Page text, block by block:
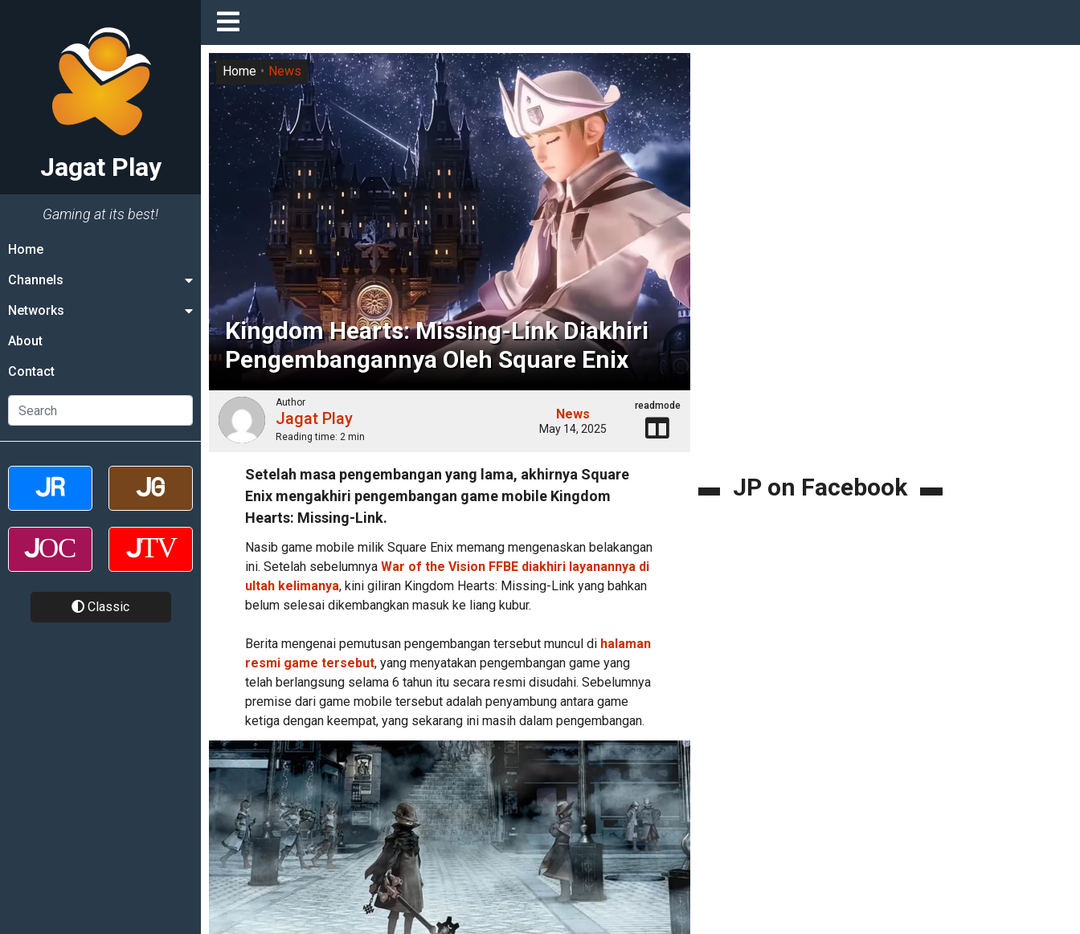
Jagat Play
Gaming at its best!
Home
Channels
Networks
About
Contact
Classic
Kingdom Hearts: Missing-Link Diakhiri
Pengembangannya Oleh Square Enix
Home News
Author
Jagat Play
Reading time: 2 min
News
May 14, 2025
readmode
Setelah masa pengembangan yang lama, akhirnya Square
Enix mengakhiri pengembangan game mobile Kingdom
Hearts: Missing-Link.
Nasib game mobile milik Square Enix memang mengenaskan belakangan
ini. Setelah sebelumnya War of the Vision FFBE diakhiri layanannya di
ultah kelimanya, kini giliran Kingdom Hearts: Missing-Link yang bahkan
belum selesai dikembangkan masuk ke liang kubur.
Berita mengenai pemutusan pengembangan tersebut muncul di halaman
resmi game tersebut, yang menyatakan pengembangan game yang
telah berlangsung selama 6 tahun itu secara resmi disudahi. Sebelumnya
premise dari game mobile tersebut adalah penyambung antara game
ketiga dengan keempat, yang sekarang ini masih dalam pengembangan.
JP on Facebook